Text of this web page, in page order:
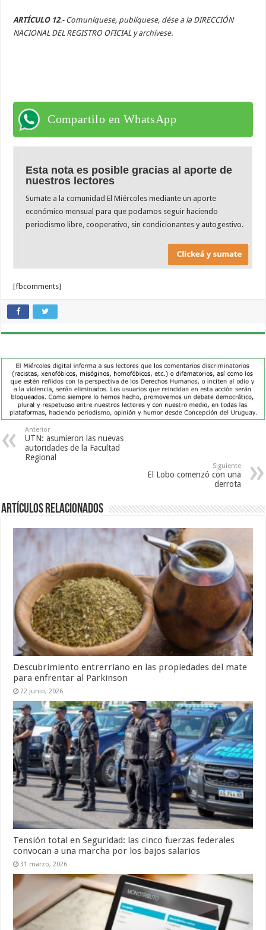
ARTÍCULO 12.- Comuníquese, publíquese, dése a la DIRECCIÓN
NACIONAL DEL REGISTRO OFICIAL y archívese.
Compartilo en WhatsApp
Esta nota es posible gracias al aporte de
nuestros lectores
Sumate a la comunidad El Miércoles mediante un aporte
económico mensual para que podamos seguir haciendo
periodismo libre, cooperativo, sin condicionantes y autogestivo.
[fbcomments]
Anterior
UTN: asumieron las nuevas
autoridades de la Facultad
Regional
Siguiente
El Lobo comenzó con una
derrota
Artículos Relacionados
Descubrimiento entrerriano en las propiedades del mate
para enfrentar al Parkinson
22 junio, 2026
Tensión total en Seguridad: las cinco fuerzas federales
convocan a una marcha por los bajos salarios
31 marzo, 2026